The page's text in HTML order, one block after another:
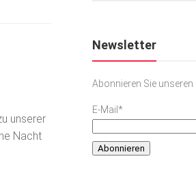
unserer
Nacht
Newsletter
Abonnieren Sie unseren
E-Mail*